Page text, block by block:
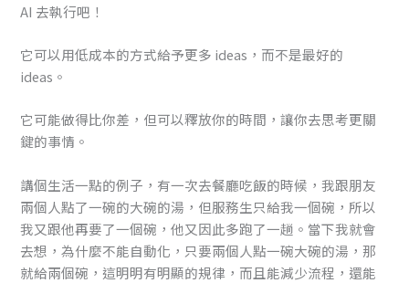
AI 去執行吧！
它可以用低成本的方式給予更多 ideas，而不是最好的
ideas。
它可能做得比你差，但可以釋放你的時間，讓你去思考更關
鍵的事情。
講個生活一點的例子，有一次去餐廳吃飯的時候，我跟朋友
兩個人點了一碗的大碗的湯，但服務生只給我一個碗，所以
我又跟他再要了一個碗，他又因此多跑了一趟。當下我就會
去想，為什麼不能自動化，只要兩個人點一碗大碗的湯，那
就給兩個碗，這明明有明顯的規律，而且能減少流程，還能